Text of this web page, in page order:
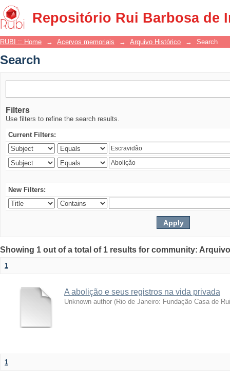
Repositório Rui Barbosa de
Search
RUBI :: Home → Acervos memoriais → Arquivo Histórico → Search
Search
Filters
Use filters to refine the search results.
Current Filters:
New Filters:
Showing 1 out of a total of 1 results for community:
1
A abolição e seus registros na vida privada
Unknown author (Rio de Janeiro: Fundação Casa de
1